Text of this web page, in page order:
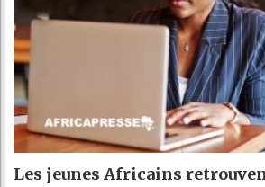
Les jeunes Africains